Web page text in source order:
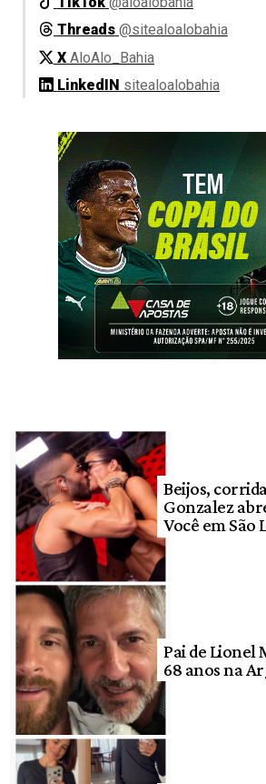
Threads @sitealoalobahia
X AloAlo_Bahia
LinkedIN sitealoalobahia
Beijos,
Gonzalez
Você em São
Pai de Lionel
68 anos na